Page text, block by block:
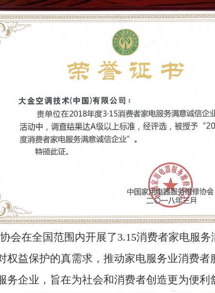
会在全国范围内开展了3.15消费者家电服
权益保护的真需求，推动家电服务业消费
企业，旨在为社会和消费者创造更为便利